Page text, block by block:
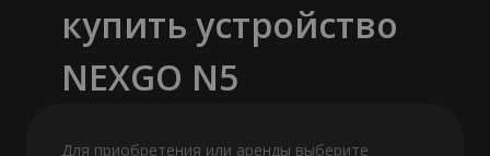
купить устройство
NEXGO N5
Для приобретения или аренды выберите